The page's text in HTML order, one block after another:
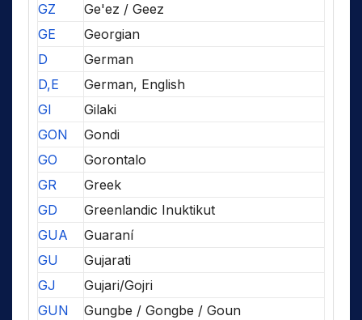
GZ
Ge'ez / Geez
GE
Georgian
D
German
D,E
German, English
GI
Gilaki
GON
Gondi
GO
Gorontalo
GR
Greek
GD
Greenlandic Inuktikut
GUA
Guaraní
GU
Gujarati
GJ
Gujari/Gojri
GUN
Gungbe / Gongbe / Goun